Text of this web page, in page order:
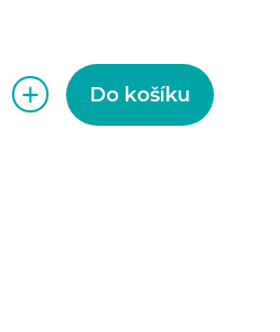
Do košíku